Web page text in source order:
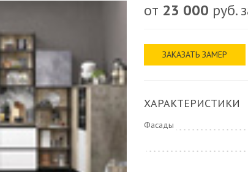
от 23 000 руб.
ЗАКАЗАТЬ ЗАМЕР
ХАРАКТЕРИСТИКИ
Фасады